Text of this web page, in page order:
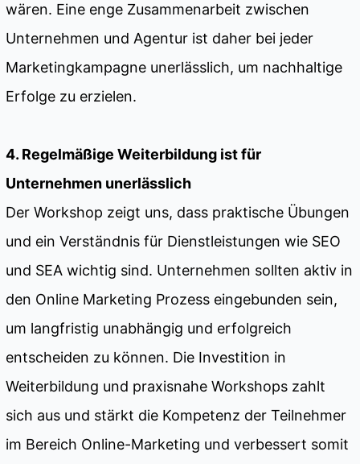
wären. Eine enge Zusammenarbeit zwischen
Unternehmen und Agentur ist daher bei jeder
Marketingkampagne unerlässlich, um nachhaltige
Erfolge zu erzielen.
4. Regelmäßige Weiterbildung ist für
Unternehmen unerlässlich
Der Workshop zeigt uns, dass praktische Übungen
und ein Verständnis für Dienstleistungen wie SEO
und SEA wichtig sind. Unternehmen sollten aktiv in
den Online Marketing Prozess eingebunden sein,
um langfristig unabhängig und erfolgreich
entscheiden zu können. Die Investition in
Weiterbildung und praxisnahe Workshops zahlt
sich aus und stärkt die Kompetenz der Teilnehmer
im Bereich Online-Marketing und verbessert somit